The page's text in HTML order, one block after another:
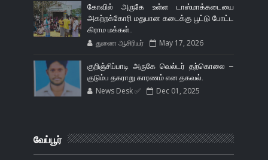
கோவில் அருகே உள்ள டாஸ்மாக்கடையை
அகற்றக்கோரி மதுபான கடைக்கு பூட்டு போட்ட
கிராம மக்கள்..
துணை ஆசிரியர் May 17, 2026
குறிஞ்சிப்பாடி அருகே வெல்டர் தற்கொலை –
குடும்ப தகராறு காரணம் என தகவல்.
News Desk ✅ Dec 01, 2025
வேப்பூர்